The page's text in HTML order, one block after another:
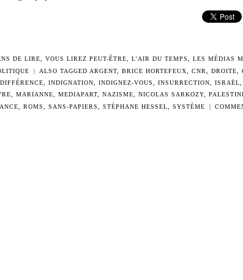
DE LIRE, VOUS LIREZ PEUT-ÊTRE L'AIR DU TEMPS LES MÉDIAS
| ALSO TAGGED ARGENT, BRICE HORTEFEUX CNR DROITE
INDIGNATION INDIGNEZ-VOUS INSURRECTION ISRAËL
MARIANNE MEDIAPART NAZISME NICOLAS SARKOZY
,ROMS ,SANS-PAPIERS ,STÉPHANE HESSEL ,SYSTÈME |